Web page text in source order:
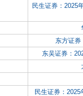
民生证券：2025
东方证
东吴证券：
民生证券：